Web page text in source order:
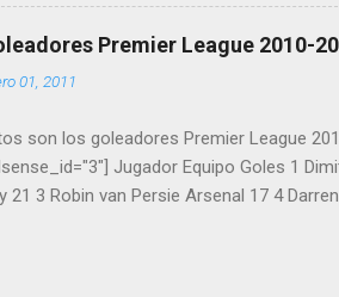
Premier League 2010-
01, 2011
son los goleadores Premier League
Jugador Equipo Goles 1
21 3 Robin van Persie Arsenal 17 4
Chelsea 13 10 Dudley Campbell